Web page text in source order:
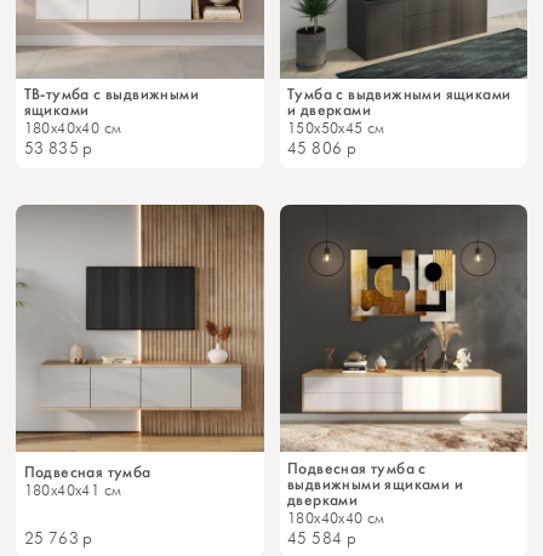
ТВ-тумба с выдвижными
ящиками
180x40x40 см
53 835 р
Тумба с выдвижными ящиками
и дверками
150x50x45 см
45 806 р
Подвесная тумба
180x40x41 см
25 763 р
Подвесная тумба с
выдвижными ящиками и
дверками
180x40x40 см
45 584 р